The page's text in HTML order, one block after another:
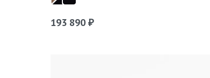
193 890 ₽